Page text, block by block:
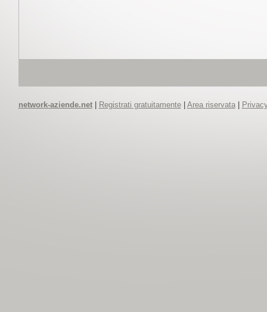
network-aziende.net| Registrati gratuitamente| Area riservata|